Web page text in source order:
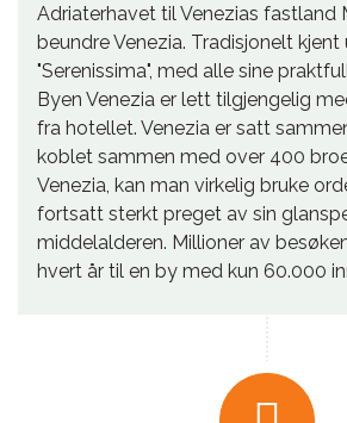
Adriaterhavet til Venezias fastland
beundre Venezia. Tradisjonelt
"Serenissima", med alle sine
Byen Venezia er lett tilgjengelig
fra hotellet. Venezia er satt
koblet sammen med over 400
Venezia, kan man virkelig bruke
fortsatt sterkt preget av sin
middelalderen. Millioner av
hvert år til en by med kun 60.000